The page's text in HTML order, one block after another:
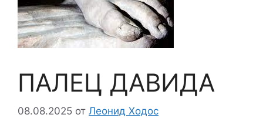
ПАЛЕЦ ДАВИДА
08.08.2025 от Леонид Ходос